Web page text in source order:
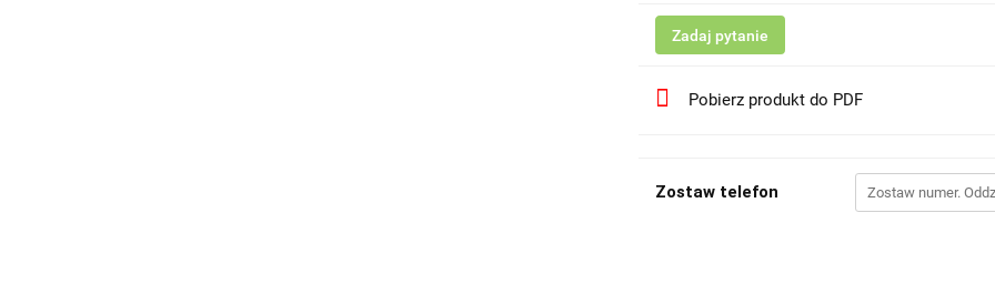
Zadaj pytanie
Pobierz produkt do PDF
Zostaw telefon